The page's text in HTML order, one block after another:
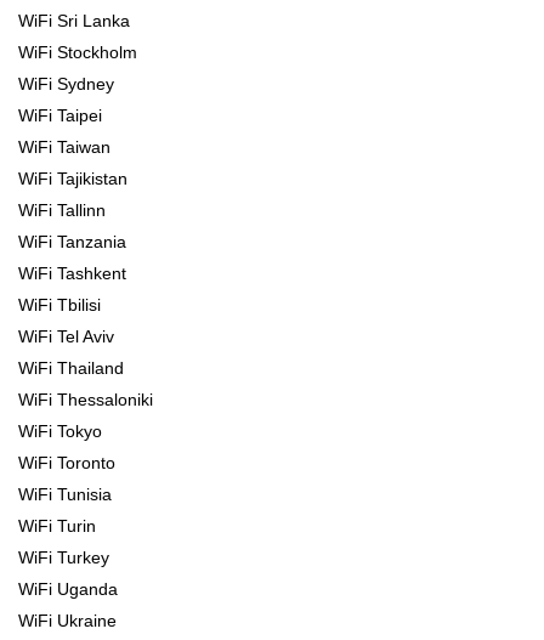
WiFi Sri Lanka
WiFi Stockholm
WiFi Sydney
WiFi Taipei
WiFi Taiwan
WiFi Tajikistan
WiFi Tallinn
WiFi Tanzania
WiFi Tashkent
WiFi Tbilisi
WiFi Tel Aviv
WiFi Thailand
WiFi Thessaloniki
WiFi Tokyo
WiFi Toronto
WiFi Tunisia
WiFi Turin
WiFi Turkey
WiFi Uganda
WiFi Ukraine